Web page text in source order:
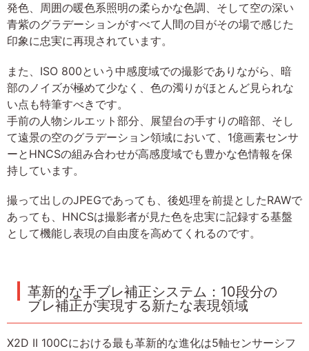
発色、周囲の暖色系照明の柔らかな色調、そして空の深い
青紫のグラデーションがすべて人間の目がその場で感じた
印象に忠実に再現されています。
また、ISO 800という中感度域での撮影でありながら、暗
部のノイズが極めて少なく、色の濁りがほとんど見られな
い点も特筆すべきです。
手前の人物シルエット部分、展望台の手すりの暗部、そし
て遠景の空のグラデーション領域において、1億画素センサ
ーとHNCSの組み合わせが高感度域でも豊かな色情報を保
持しています。
撮って出しのJPEGであっても、後処理を前提としたRAWで
あっても、HNCSは撮影者が見た色を忠実に記録する基盤
として機能し表現の自由度を高めてくれるのです。
革新的な手ブレ補正システム：10段分の
ブレ補正が実現する新たな表現領域
X2D II 100Cにおける最も革新的な進化は5軸センサーシフ